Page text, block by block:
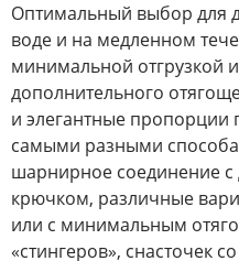
Оптимальный выбор для
воде и на медленном
минимальной отгрузкой
дополнительного
и элегантные пропорции
самыми разными
шарнирное соединение
крючком, различные
или с минимальным
«стингеров», снасточек